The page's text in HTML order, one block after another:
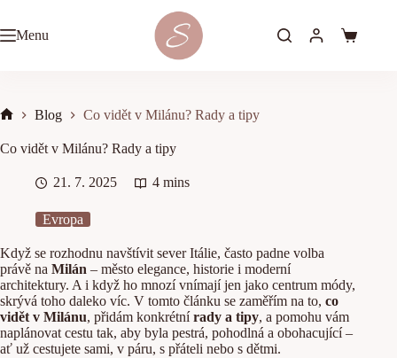
content
Menu
Shopping
Blog Co vidět v Milánu? Rady a tipy
Co vidět v Milánu? Rady a tipy
21. 7. 2025 4 mins
Evropa
Když se rozhodnu navštívit sever Itálie, často padne volba
právě na Milán – město elegance, historie i moderní
architektury. A i když ho mnozí vnímají jen jako centrum módy,
skrývá toho daleko víc. V tomto článku se zaměřím na to, co
vidět v Milánu, přidám konkrétnírady a tipy, a pomohu vám
naplánovat cestu tak, aby byla pestrá, pohodlná a obohacující –
ať už cestujete sami, v páru, s přáteli nebo s dětmi.